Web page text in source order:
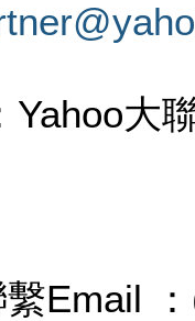
Yahoo大
Email